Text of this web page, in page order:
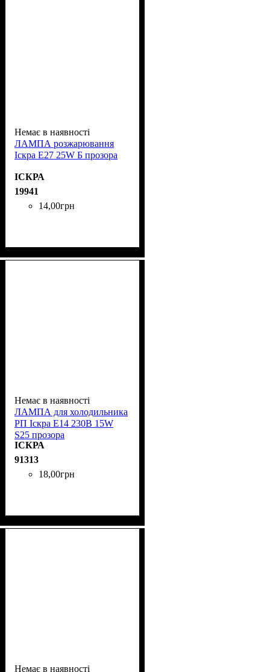
Немає в наявності
ЛАМПА розжарювання
Іскра Е27 25W Б прозора
ІСКРА
19941
14,00грн
Немає в наявності
ЛАМПА для холодильника
РП Іскра Е14 230B 15W
S25 прозора
ІСКРА
91313
18,00грн
Немає в наявності